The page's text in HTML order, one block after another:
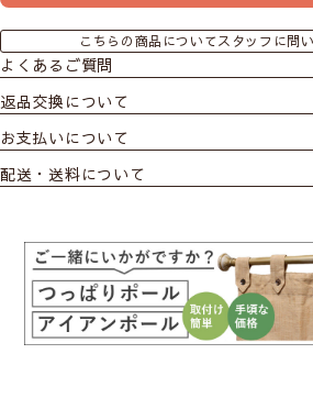
こちらの商品についてスタッフに問
よくあるご質問
返品交換について
お支払いについて
配送・送料について